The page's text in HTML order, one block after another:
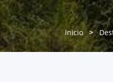
Inicio